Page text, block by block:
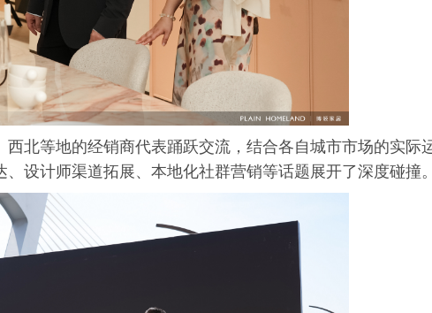
西北等地的经销商代表踊跃交流，结合各自城市市场的实际
、设计师渠道拓展、本地化社群营销等话题展开了深度碰撞